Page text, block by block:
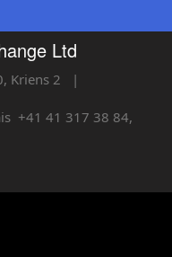
Ltd
Kriens 2
|
+41 41 317 38 84,